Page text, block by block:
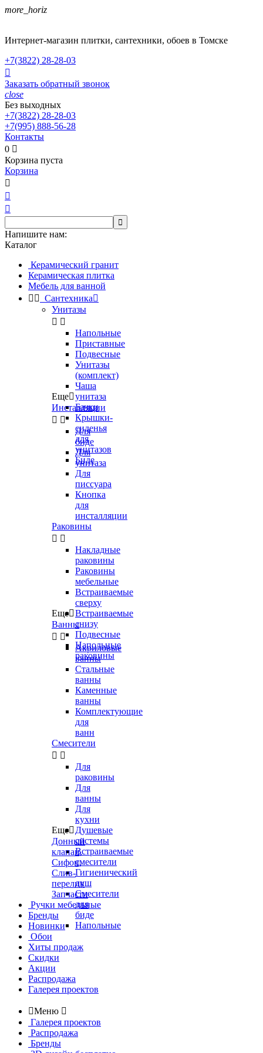
more_horiz
Интернет-магазин плитки, сантехники, обоев в Томске
+7(3822) 28-28-03

Заказать обратный звонок
close
Без выходных
+7(3822) 28-28-03
+7(995) 888-56-28
Контакты
0 
Корзина пуста
Корзина




Напишите нам:
Каталог
Керамический гранит
Керамическая плитка
Мебель для ванной
  Сантехника
Унитазы
 
Напольные
Приставные
Подвесные
Унитазы
(комплект)
Чаша
унитаза
Бачки
Крышки-
сиденья
для
унитазов
Биде
Еще
Инсталляции
 
Для
биде
Для
унитаза
Для
писсуара
Кнопка
для
инсталляции
Раковины
 
Накладные
раковины
Раковины
мебельные
Встраиваемые
сверху
Встраиваемые
снизу
Подвесные
Напольные
раковины
Еще
Ванны
 
Акриловые
ванны
Стальные
ванны
Каменные
ванны
Комплектующие
для
ванн
Смесители
 
Для
раковины
Для
ванны
Для
кухни
Душевые
системы
Встраиваемые
смесители
Гигиенический
душ
Смесители
для
биде
Напольные
Еще
Донный
клапан,
Сифон,
Слив-
перелив
Запчасти
Ручки мебельные
Бренды
Новинки
Обои
Хиты продаж
Скидки
Акции
Распродажа
Галерея проектов
Меню 
Галерея проектов
Распродажа
Бренды